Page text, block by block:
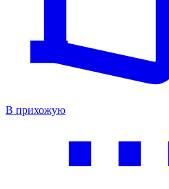
В прихожую